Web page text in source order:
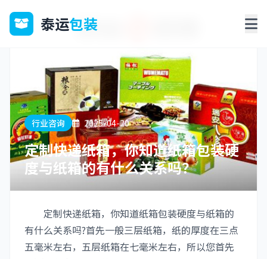
泰运包装
行业咨询 2025-04-20
定制快递纸箱，你知道纸箱包装硬
度与纸箱的有什么关系吗？
定制快递纸箱，你知道纸箱包装硬度与纸箱的
有什么关系吗?首先一般三层纸箱，纸的厚度在三点
五毫米左右，五层纸箱在七毫米左右，所以您首先